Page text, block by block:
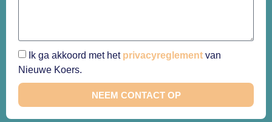
Ik ga akkoord met het privacyreglement van
Nieuwe Koers.
NEEM CONTACT OP